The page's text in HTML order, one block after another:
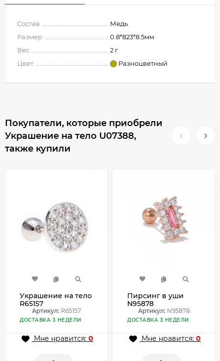
Состав
Медь
Размер
0.8*823*8.5мм
Вес
2 г
Цвет
Разноцветный
Покупатели, которые приобрели
Украшение на тело U07388,
также купили
Украшение на тело
R65157
Артикул:R65157
ДОСТАВКА 3 НЕДЕЛИ
Мне нравится: 0
Пирсинг в уши
N95878
Артикул:N95878
ДОСТАВКА 3 НЕДЕЛИ
Мне нравится: 0